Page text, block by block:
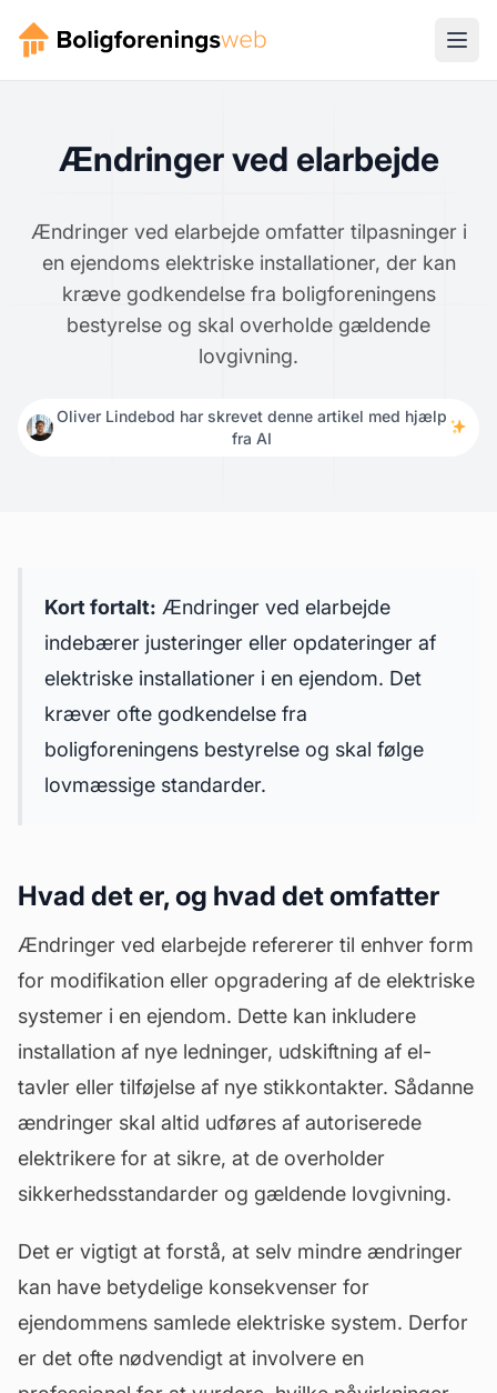
Ændringer ved elarbejde
Ændringer ved elarbejde omfatter tilpasninger i
en ejendoms elektriske installationer, der kan
kræve godkendelse fra boligforeningens
bestyrelse og skal overholde gældende
lovgivning.
Oliver Lindebod har skrevet denne artikel med hjælp
fra AI
Kort fortalt: Ændringer ved elarbejde
indebærer justeringer eller opdateringer af
elektriske installationer i en ejendom. Det
kræver ofte godkendelse fra
boligforeningens bestyrelse og skal følge
lovmæssige standarder.
Hvad det er, og hvad det omfatter
Ændringer ved elarbejde refererer til enhver form
for modifikation eller opgradering af de elektriske
systemer i en ejendom. Dette kan inkludere
installation af nye ledninger, udskiftning af el-
tavler eller tilføjelse af nye stikkontakter. Sådanne
ændringer skal altid udføres af autoriserede
elektrikere for at sikre, at de overholder
sikkerhedsstandarder og gældende lovgivning.
Det er vigtigt at forstå, at selv mindre ændringer
kan have betydelige konsekvenser for
ejendommens samlede elektriske system. Derfor
er det ofte nødvendigt at involvere en